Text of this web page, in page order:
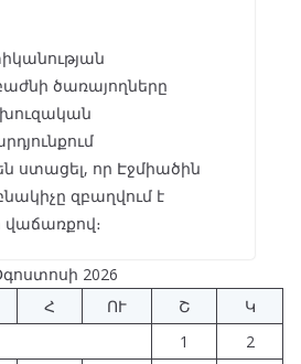
ծառայողները
ստացել, որ Էջմիածին
զբաղվում է
2026
Հ ՈՒ Շ
Կ
1
2